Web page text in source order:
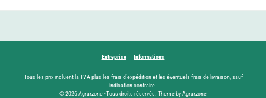
Entreprise Informations
Tous les prix incluent la TVA plus les frais d'expéditionet les éventuels frais de livraison, sauf
indication contraire.
© 2026 Agrarzone - Tous droits réservés. Theme by Agrarzone